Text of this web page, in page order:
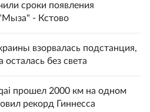
сроки появления
- Кстово
взорвалась подстанция,
осталась без света
прошел 2000 км на одном
рекорд Гиннесса